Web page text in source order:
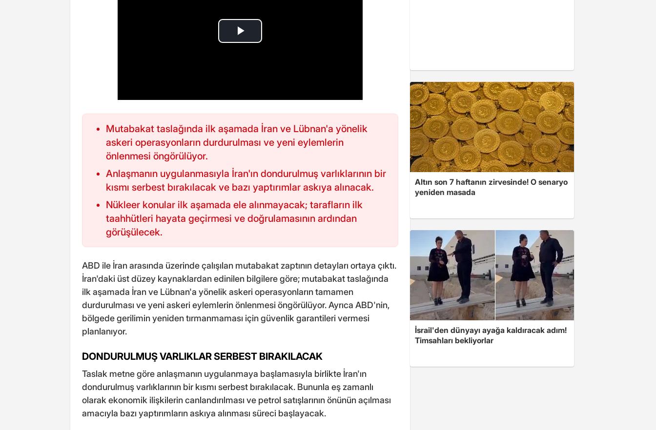
Mutabakat taslağında ilk aşamada İran ve Lübnan'a yönelik
askeri operasyonların durdurulması ve yeni eylemlerin
önlenmesi öngörülüyor.
Anlaşmanın uygulanmasıyla İran'ın dondurulmuş varlıklarının bir
kısmı serbest bırakılacak ve bazı yaptırımlar askıya alınacak.
Nükleer konular ilk aşamada ele alınmayacak; tarafların ilk
taahhütleri hayata geçirmesi ve doğrulamasının ardından
görüşülecek.
ABD ile İran arasında üzerinde çalışılan mutabakat zaptının detayları ortaya çıktı.
İran'daki üst düzey kaynaklardan edinilen bilgilere göre; mutabakat taslağında
ilk aşamada İran ve Lübnan'a yönelik askeri operasyonların tamamen
durdurulması ve yeni askeri eylemlerin önlenmesi öngörülüyor. Ayrıca ABD'nin,
bölgede gerilimin yeniden tırmanmaması için güvenlik garantileri vermesi
planlanıyor.
DONDURULMUŞ VARLIKLAR SERBEST BIRAKILACAK
Taslak metne göre anlaşmanın uygulanmaya başlamasıyla birlikte İran'ın
dondurulmuş varlıklarının bir kısmı serbest bırakılacak. Bununla eş zamanlı
olarak ekonomik ilişkilerin canlandırılması ve petrol satışlarının önünün açılması
amacıyla bazı yaptırımların askıya alınması süreci başlayacak.
Altın son 7 haftanın zirvesinde! O senaryo
yeniden masada
İsrail'den dünyayı ayağa kaldıracak adım!
Timsahları bekliyorlar